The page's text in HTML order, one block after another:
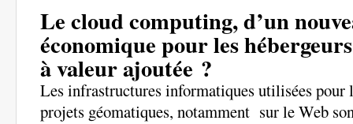
Le cloud computing, d’un
économique pour les
à valeur ajoutée ?
Les infrastructures informatiques utilisées pour
projets géomatiques, notamment sur le Web